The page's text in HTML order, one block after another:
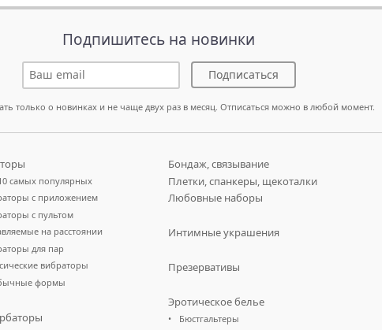
Подпишитесь на новинки
Подписаться
только о новинках и не чаще двух раз в месяц. Отписаться можно в любой момент.
самых популярных
с приложением
с пультом
на расстоянии
для пар
вибраторы
формы
Бондаж, связывание
Плетки, спанкеры, щекоталки
Любовные наборы
Интимные украшения
Презервативы
Эротическое белье
Бюстгальтеры